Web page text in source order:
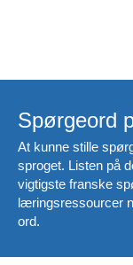
Spørgeord
At kunne stille
sproget. Listen på
vigtigste franske
læringsressourcer
ord.